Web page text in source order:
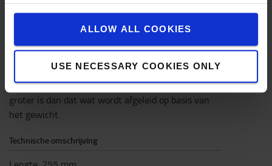
ALLOW ALL COOKIES
USE NECESSARY COOKIES ONLY
2,25 inch (formaat D): Voor zware uitrusting tot
Voor stevige bevestiging van accessoires in
onafgeveerde industriële trucks, waarbij erg hoge
centrifugaalkrachten mogelijk kunnen zijn, is het
raadzaam een systeem te kiezen dat één maat
groter is dan dat wat wordt afgeleid op basis van
het gewicht.
Technische omschrijving